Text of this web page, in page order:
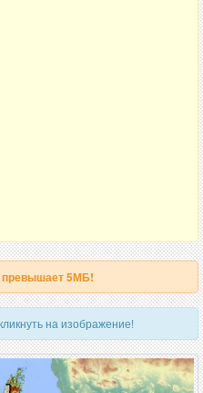
превышает 5МБ!
на изображение!